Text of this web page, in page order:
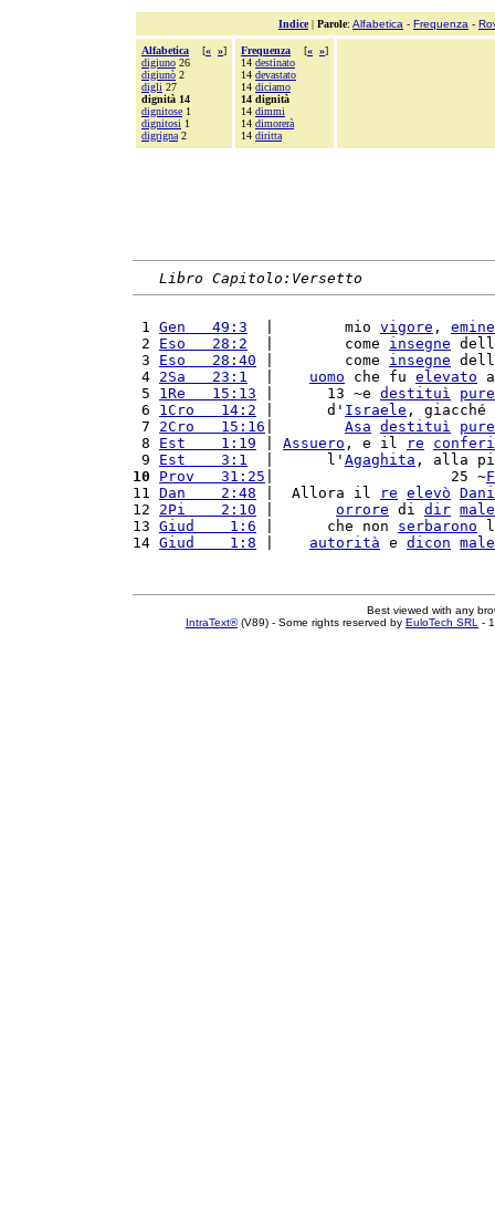
Indice| Parole: Alfabetica - Frequenza -
Alfabetica [« »]
digiuno 26
digiunò 2
digli 27
dignità 14
dignitose 1
dignitosi 1
digrigna 2
Frequenza [« »]
14 destinato
14 devastato
14 diciamo
14 dignità
14 dimmi
14 dimorerà
14 diritta
Libro Capitolo:Versetto
1 Gen   49:3
  |        mio
vigore ,
2 Eso   28:2
  |        come
insegne
3 Eso   28:40 |        come insegne
4 2Sa   23:1 uomo che fu elevato
5 1Re   15:13 |      13 ~e destituì
pure
6 1Cro   14:2 |      d' Israele ,
7 2Cro   15:16 Asa destituì
pure
8 Est    1:19 Assuero , e il re
9 Est    3:1
  |      l'
Agaghita , alla
10
Prov   31:25 |                    25 ~
11 Dan    2:48 |  Allora il re elevò
12 2Pi    2:10 orrore di dir male
13 Giud    1:6 |      che non serbarono
14 Giud    1:8 autorità e dicon male
Best viewed with any
IntraText®(V89) - Some rights reserved by EuloTech SRL -